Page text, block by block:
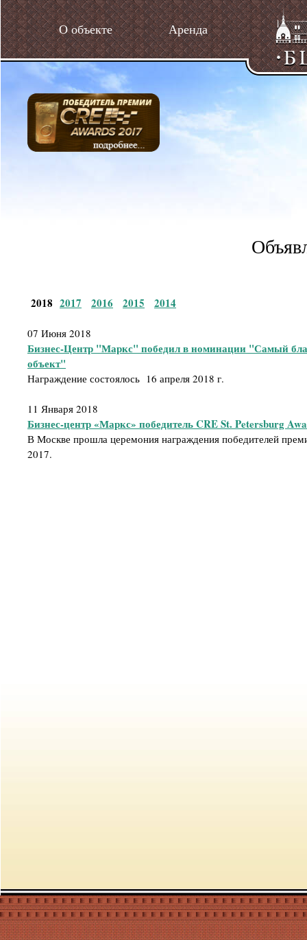
О объекте Аренда
2018 2017 2016 2015 2014
07 Июня 2018
Бизнес-Центр "Маркс" победил в номинации "Самый
объект"
Награждение состоялось 16 апреля 2018 г.
11 Января 2018
Бизнес-центр «Маркс» победитель CRE St. Petersburg
В Москве прошла церемония награждения победителей
2017.